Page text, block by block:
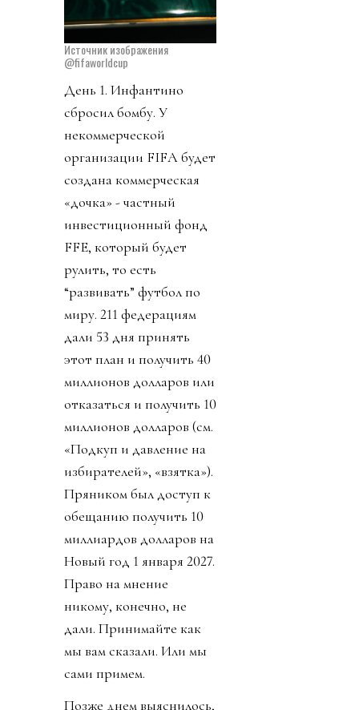
Источник изображения
@fifaworldcup
День 1. Инфантино
сбросил бомбу. У
некоммерческой
организации FIFA будет
создана коммерческая
«дочка» - частный
инвестиционный фонд
FFE, который будет
рулить, то есть
“развивать” футбол по
миру. 211 федерациям
дали 53 дня принять
этот план и получить 40
миллионов долларов или
отказаться и получить 10
миллионов долларов (см.
«Подкуп и давление на
избирателей», «взятка»).
Пряником был доступ к
обещанию получить 10
миллиардов долларов на
Новый год 1 января 2027.
Право на мнение
никому, конечно, не
дали. Принимайте как
мы вам сказали. Или мы
сами примем.
Позже днем выяснилось,